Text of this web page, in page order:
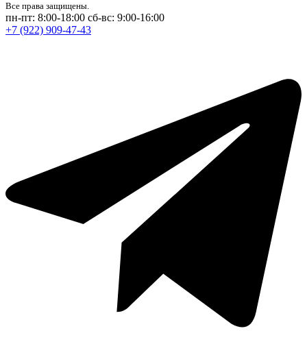
Все права защищены.
пн-пт: 8:00-18:00 сб-вс: 9:00-16:00
+7 (922) 909-47-43